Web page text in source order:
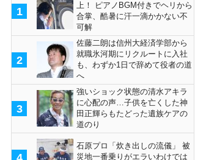
1
上！ ピアノBGM付きでヘリから
合掌、酷暑に汗一滴かかない不
可解
2
佐藤二朗は信州大経済学部から
就職氷河期にリクルートに入社
も、わずか1日で辞めて役者の道
へ
3
強いショック状態の清水アキラ
に心配の声…子供を亡くした神
田正輝らもたどった遺族ケアの
道のり
4
石原プロ「炊き出しの流儀」 被
災地一番乗りがエラいわけでは